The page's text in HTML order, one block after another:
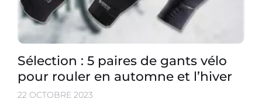
Sélection : 5 paires de gants vélo
pour rouler en automne et l’hiver
22 OCTOBRE 2023